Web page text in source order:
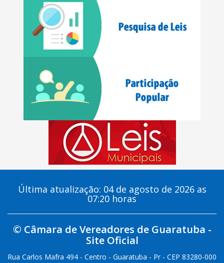
Última atualização: 04 de agosto de 2026 as
07:20 horas
© Câmara de Vereadores de Guaratuba -
Site Oficial
Rua Carlos Mafra 494 - Centro - Guaratuba - Pr - CEP 83280-000